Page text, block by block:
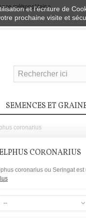
et l'écriture de
prochaine visite et
métropolitaine
SEMENCES ET
coronarius
CORONARIUS
coronarius ou Seringat
--